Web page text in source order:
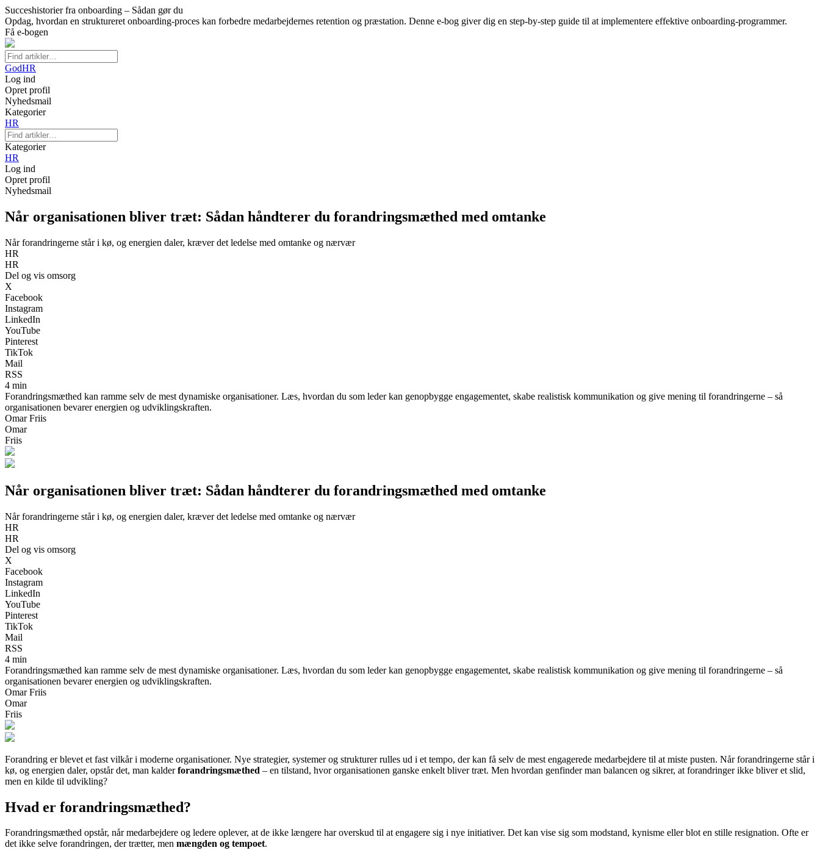
Succeshistorier fra onboarding – Sådan gør du
Opdag, hvordan en struktureret onboarding-proces kan forbedre medarbejdernes retention og præstation. Denne e-bog giver dig en step-by-step guide til at implementere effektive onboarding-programmer.
Få e-bogen
GodHR
Log ind
Opret profil
Nyhedsmail
Kategorier
HR
Kategorier
HR
Log ind
Opret profil
Nyhedsmail
Når organisationen bliver træt: Sådan håndterer du forandringsmæthed med omtanke
Når forandringerne står i kø, og energien daler, kræver det ledelse med omtanke og nærvær
HR
HR
Del og vis omsorg
X
Facebook
Instagram
LinkedIn
YouTube
Pinterest
TikTok
Mail
RSS
4 min
Forandringsmæthed kan ramme selv de mest dynamiske organisationer. Læs, hvordan du som leder kan genopbygge engagementet, skabe realistisk kommunikation og give mening til forandringerne – så
organisationen bevarer energien og udviklingskraften.
Omar Friis
Omar
Friis
Når organisationen bliver træt: Sådan håndterer du forandringsmæthed med omtanke
Når forandringerne står i kø, og energien daler, kræver det ledelse med omtanke og nærvær
HR
HR
Del og vis omsorg
X
Facebook
Instagram
LinkedIn
YouTube
Pinterest
TikTok
Mail
RSS
4 min
Forandringsmæthed kan ramme selv de mest dynamiske organisationer. Læs, hvordan du som leder kan genopbygge engagementet, skabe realistisk kommunikation og give mening til forandringerne – så
organisationen bevarer energien og udviklingskraften.
Omar Friis
Omar
Friis
Forandring er blevet et fast vilkår i moderne organisationer. Nye strategier, systemer og strukturer rulles ud i et tempo, der kan få selv de mest engagerede medarbejdere til at miste pusten. Når forandringerne står i
kø, og energien daler, opstår det, man kalderforandringsmæthed – en tilstand, hvor organisationen ganske enkelt bliver træt. Men hvordan genfinder man balancen og sikrer, at forandringer ikke bliver et slid,
men en kilde til udvikling?
Hvad er forandringsmæthed?
Forandringsmæthed opstår, når medarbejdere og ledere oplever, at de ikke længere har overskud til at engagere sig i nye initiativer. Det kan vise sig som modstand, kynisme eller blot en stille resignation. Ofte er
det ikke selve forandringen, der trætter, men mængden og tempoet.